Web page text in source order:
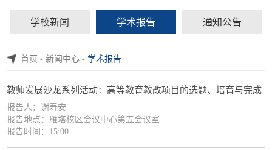
学校新闻 学术报告 通知公告
首页-新闻中心-学术报告
教师发展沙龙系列活动：高等教育教改项目的选题、培育与完成
报告人：谢寿安
报告地点：雁塔校区会议中心第五会议室
报告时间：15:00